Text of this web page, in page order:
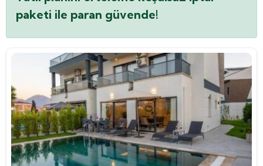
paketi ile paran güvende!